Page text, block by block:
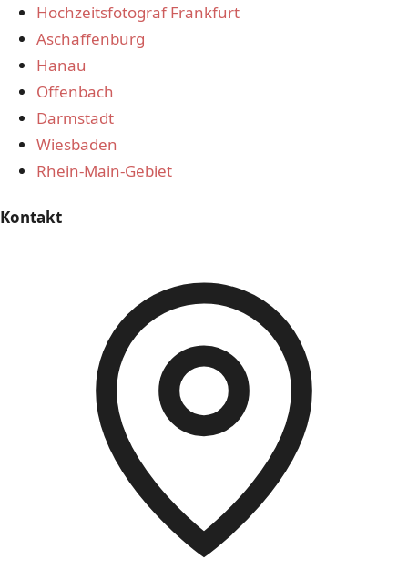
Hochzeitsfotograf Frankfurt
Aschaffenburg
Hanau
Offenbach
Darmstadt
Wiesbaden
Rhein-Main-Gebiet
Kontakt